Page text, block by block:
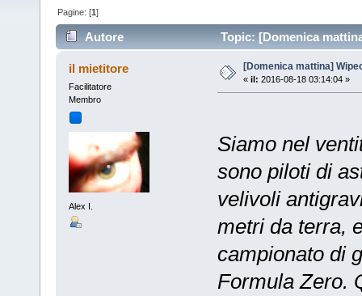
Pagine: [1]
Autore Topic: [Domenica
il mietitore
Facilitatore
Membro
Alex I.
[Domenica mattina]
« il: 2016-08-18 03:14:04 »
Siamo nel
sono piloti di
velivoli
metri da terra,
campionato di
Formula Zero.